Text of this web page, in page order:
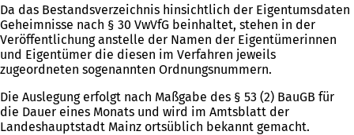
Da das Bestandsverzeichnis hinsichtlich der Eigentumsdaten
Geheimnisse nach § 30 VwVfG beinhaltet, stehen in der
Veröffentlichung anstelle der Namen der Eigentümerinnen
und Eigentümer die diesen im Verfahren jeweils
zugeordneten sogenannten Ordnungsnummern.
Die Auslegung erfolgt nach Maßgabe des § 53 (2) BauGB für
die Dauer eines Monats und wird im Amtsblatt der
Landeshauptstadt Mainz ortsüblich bekannt gemacht.